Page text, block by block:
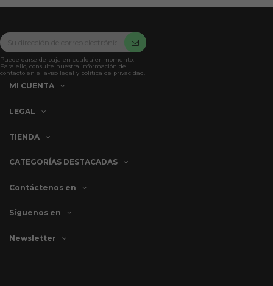
Puede darse de baja en cualquier momento.
Para ello, consulte nuestra información de
contacto en el aviso legal y política de privacidad.
MI CUENTA
LEGAL
TIENDA
CATEGORÍAS DESTACADAS
Contáctenos en
Síguenos en
Newsletter